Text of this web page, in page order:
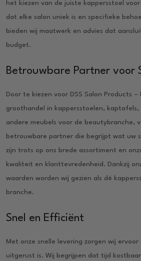
het kiezen van de juiste kappersstoel
dat elke salon uniek is en specifieke
bieden wij maatwerk en advies dat
budget.
Betrouwbare Partner voor
Door te kiezen voor DSS Salon Products
groothandel in kappersstoelen,
andere meubels voor de beautybranche,
betrouwbare partner die begrijpt wat uw
zijn trots op ons brede assortiment en
kwaliteit en klanttevredenheid. Dankzij
waarden worden wij gezien als dé
branche.
Snel en Efficiënt
Met onze snelle levering zorgen wij
uitgerust is. Wij begrijpen dat tijd